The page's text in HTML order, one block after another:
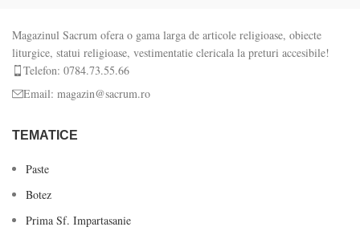
Magazinul Sacrum ofera o gama larga de articole religioase, obiecte
liturgice, statui religioase, vestimentatie clericala la preturi accesibile!
Telefon: 0784.73.55.66
Email: magazin@sacrum.ro
TEMATICE
Paste
Botez
Prima Sf. Impartasanie